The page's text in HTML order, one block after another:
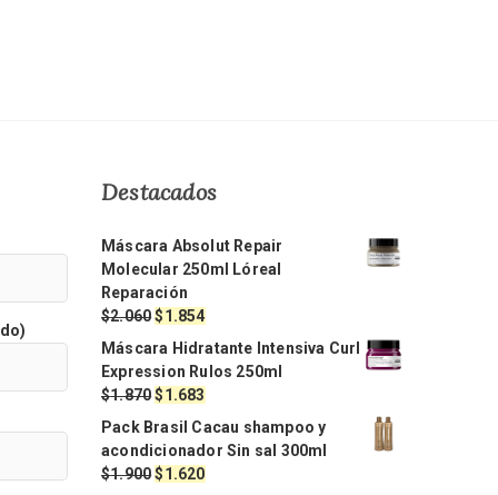
Destacados
Máscara Absolut Repair
Molecular 250ml Lóreal
Reparación
$2.060El
precio
original
era:
$2.060.
$1.854El
precio
actual
es:
$1.854.
Máscara Hidratante Intensiva Curl
Expression Rulos 250ml
$1.870El
precio
original
era:
$1.870.
$1.683
actual
es:
$1.683.
Pack Brasil Cacau shampoo y
acondicionador Sin sal 300ml
$1.900El
$1.620El